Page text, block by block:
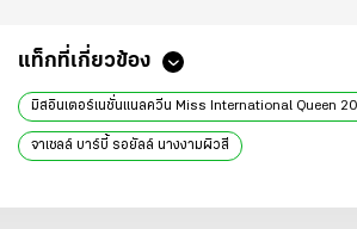
แท็กที่เกี่ยวข้อง
มิสอินเตอร์เนชั่นแนลควีน Miss International Queen
จาเซลล์ บาร์บี้ รอยัลล์ นางงามผิวสี